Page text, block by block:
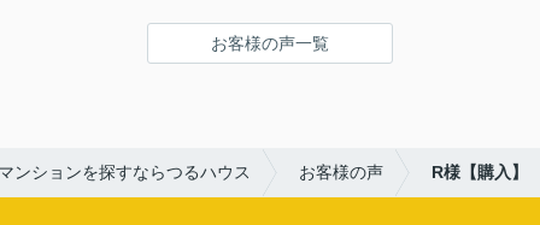
お客様の声一覧
ンションを探すならつるハウス お客様の声 R様【購入】